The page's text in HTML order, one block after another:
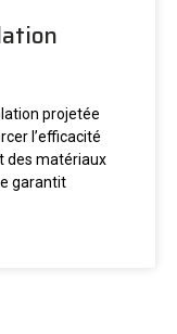
projetée
l’efficacité
des matériaux
garantit